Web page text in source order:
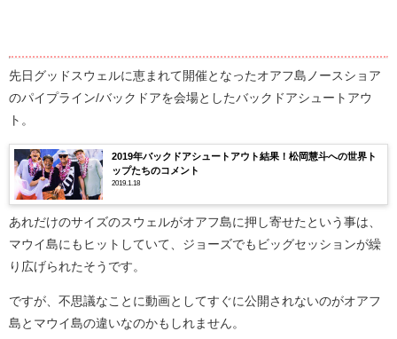
先日グッドスウェルに恵まれて開催となったオアフ島ノースショア
のパイプライン/バックドアを会場としたバックドアシュートアウ
ト。
2019年バックドアシュートアウト結果！松岡慧斗への世界ト
ップたちのコメント
2019.1.18
あれだけのサイズのスウェルがオアフ島に押し寄せたという事は、
マウイ島にもヒットしていて、ジョーズでもビッグセッションが繰
り広げられたそうです。
ですが、不思議なことに動画としてすぐに公開されないのがオアフ
島とマウイ島の違いなのかもしれません。